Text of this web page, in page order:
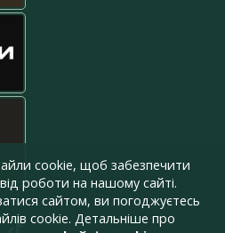
cookie, щоб забезпечити
роботи на нашому сайті.
сайтом, ви погоджуєтесь
cookie. Детальніше про